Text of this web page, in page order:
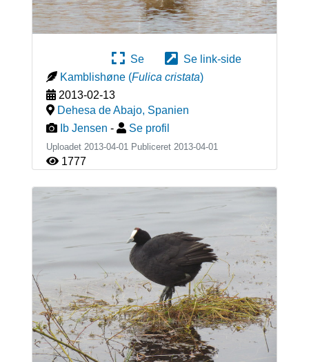
Se
Se link-side
Kamblishøne (Fulica cristata)
2013-02-13
Dehesa de Abajo, Spanien
Ib Jensen - Se profil
Uploadet 2013-04-01 Publiceret 2013-04-01
1777